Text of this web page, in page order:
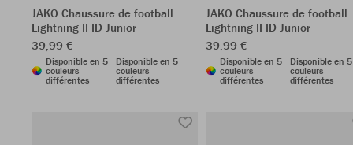
JAKO Chaussure de football
Lightning II ID Junior
39,99 €
Disponible en 5
couleurs
différentes
Disponible en 5
couleurs
différentes
JAKO Chaussure de football
Lightning II ID Junior
39,99 €
Disponible en 5
couleurs
différentes
Disponible en 5
couleurs
différentes